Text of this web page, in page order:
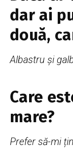
dar ai
două,
Albastru și
Care
mare?
Prefer să-mi